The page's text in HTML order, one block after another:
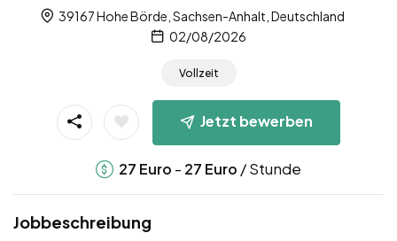
39167 Hohe Börde, Sachsen-Anhalt, Deutschland
02/08/2026
Vollzeit
Jetzt bewerben
27 Euro - 27 Euro / Stunde
Jobbeschreibung